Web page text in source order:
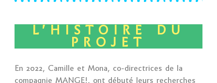
L'HISTOIRE DU
PROJET
En 2022, Camille et Mona, co-directrices de la
compagnie MANGE!, ont débuté leurs recherches